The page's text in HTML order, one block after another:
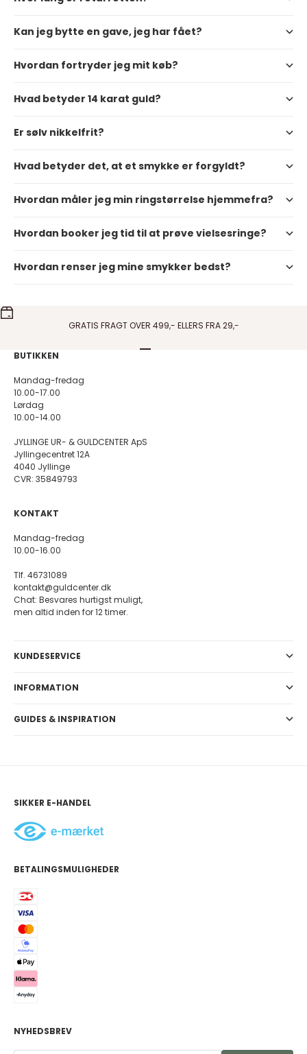
Kan jeg bytte en gave, jeg har fået?
Hvordan fortryder jeg mit køb?
Hvad betyder 14 karat guld?
Er sølv nikkelfrit?
Hvad betyder det, at et smykke er forgyldt?
Hvordan måler jeg min ringstørrelse hjemmefra?
Hvordan booker jeg tid til at prøve vielsesringe?
Hvordan renser jeg mine smykker bedst?
GRATIS FRAGT OVER 499,- ELLERS FRA 29,-
BUTIKKEN
Mandag-fredag
10.00-17.00
Lørdag
10.00-14.00
JYLLINGE UR- & GULDCENTER ApS
Jyllingecentret 12A
4040 Jyllinge
CVR: 35849793
KONTAKT
Mandag-fredag
10.00-16.00
Tlf. 46731089
kontakt@guldcenter.dk
Chat: Besvares hurtigst muligt,
men altid inden for 12 timer.
KUNDESERVICE
INFORMATION
GUIDES & INSPIRATION
SIKKER E-HANDEL
BETALINGSMULIGHEDER
NYHEDSBREV